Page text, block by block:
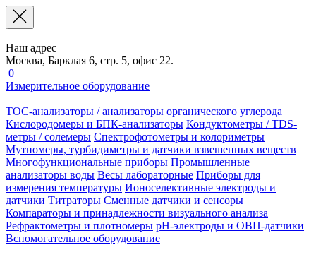
Наш адрес
Москва, Барклая 6, стр. 5, офис 22.
0
Измерительное оборудование
TOC-анализаторы / анализаторы органического углерода
Кислородомеры и БПК-анализаторы Кондуктометры / TDS-
метры / солемеры Спектрофотометры и колориметры
Мутномеры, турбидиметры и датчики взвешенных веществ
Многофункциональные приборы Промышленные
анализаторы воды Весы лабораторные Приборы для
измерения температуры Ионоселективные электроды и
датчики Титраторы Сменные датчики и сенсоры
Компараторы и принадлежности визуального анализа
Рефрактометры и плотномеры pH-электроды и ОВП-датчики
Вспомогательное оборудование